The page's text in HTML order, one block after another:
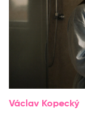
Václav Kopecký